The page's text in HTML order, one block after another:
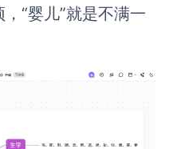
智能创作
AI生成PPT
“婴儿”就是不满一